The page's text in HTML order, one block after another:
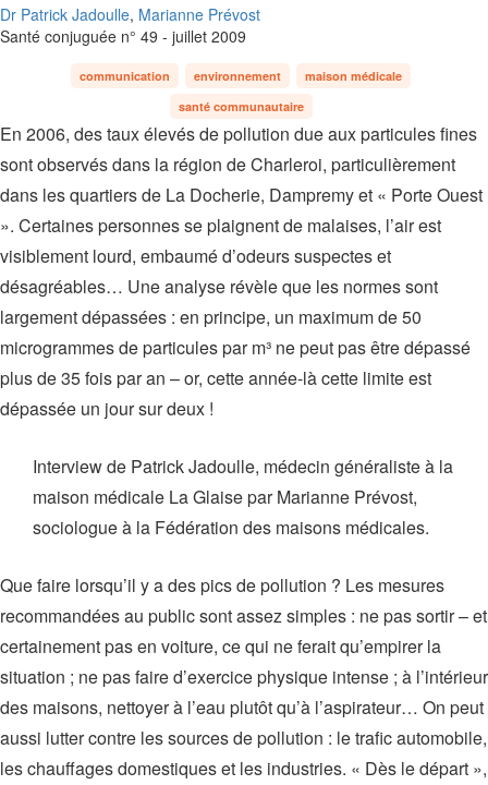
Dr Patrick Jadoulle, Marianne Prévost
Santé conjuguée n° 49 - juillet 2009
communication environnement
maison médicale
santé communautaire
En 2006, des taux élevés de pollution due aux particules fines
sont observés dans la région de Charleroi, particulièrement
dans les quartiers de La Docherie, Dampremy et « Porte Ouest
». Certaines personnes se plaignent de malaises, l’air est
visiblement lourd, embaumé d’odeurs suspectes et
désagréables… Une analyse révèle que les normes sont
largement dépassées : en principe, un maximum de 50
microgrammes de particules par m³ ne peut pas être dépassé
plus de 35 fois par an – or, cette année-là cette limite est
dépassée un jour sur deux !
Interview de Patrick Jadoulle, médecin généraliste à la
maison médicale La Glaise par Marianne Prévost,
sociologue à la Fédération des maisons médicales.
Que faire lorsqu’il y a des pics de pollution ? Les mesures
recommandées au public sont assez simples : ne pas sortir – et
certainement pas en voiture, ce qui ne ferait qu’empirer la
situation ; ne pas faire d’exercice physique intense ; à l’intérieur
des maisons, nettoyer à l’eau plutôt qu’à l’aspirateur… On peut
aussi lutter contre les sources de pollution : le trafic automobile,
les chauffages domestiques et les industries. « Dès le départ »,